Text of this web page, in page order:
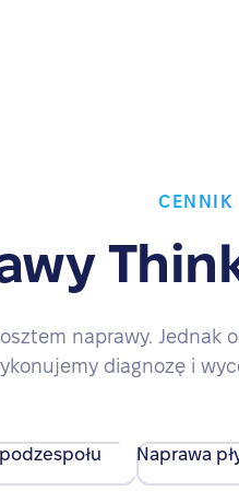
CENNIK
naprawy.
diagnozę i
Naprawa